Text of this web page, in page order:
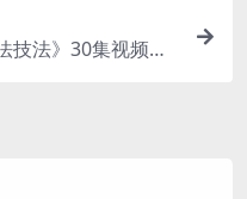
技法》30集视频学